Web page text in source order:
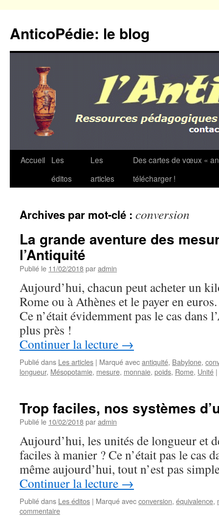
contenu
AnticoPédie: le blog
Accueil
Les
éditos
Les
articles
Des cartes de vœux «
télécharger !
Archives par mot-clé : conversion
La grande aventure des
l’Antiquité
Publié le 11/02/2018paradmin
Aujourd’hui, chacun peut acheter un
Rome ou à Athènes et le payer en euros.
Ce n’était évidemment pas le cas dans
plus près !
Continuer la lecture →
Publié dans Les articles | Marqué avecantiquité, Babylone,
longueur, Mésopotamie, mesure, monnaie, poids, Rome, Unité |
Trop faciles, nos systèmes
Publié le 10/02/2018paradmin
Aujourd’hui, les unités de longueur et
faciles à manier ? Ce n’était pas le cas
même aujourd’hui, tout n’est pas
Continuer la lecture →
Publié dans Les éditos | Marqué avecconversion, équivalence,
commentaire